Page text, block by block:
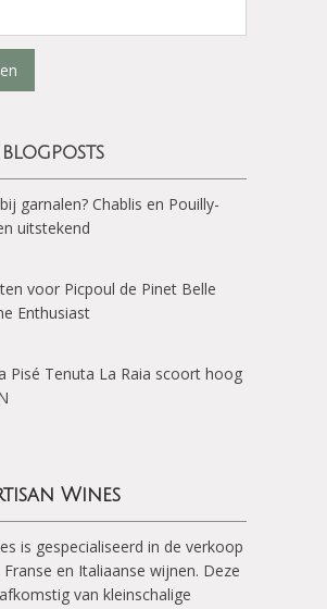
blogposts
garnalen? Chablis en Pouilly-
uitstekend
voor Picpoul de Pinet Belle
Enthusiast
Pisé Tenuta La Raia scoort hoog
Wines
is gespecialiseerd in de verkoop
en Italiaanse wijnen. Deze
van kleinschalige